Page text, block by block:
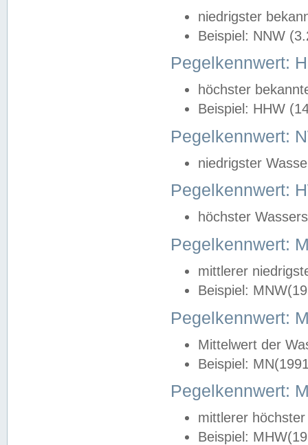
niedrigster
Beispiel: NNW
Pegelkennwert:
höchster
Beispiel: HHW
Pegelkennwert:
niedrigster
Pegelkennwert:
höchster
Pegelkennwert:
mittlerer
Beispiel:
Pegelkennwert:
Mittelwert der
Beispiel:
Pegelkennwert:
mittlerer
Beispiel: